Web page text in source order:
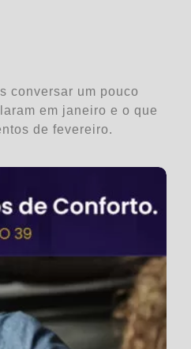
conversar um pouco
em janeiro e o que
de fevereiro.